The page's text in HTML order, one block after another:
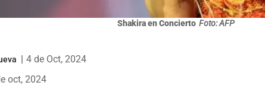
Shakira en Concierto Foto: AFP
4 de Oct, 2024
oct, 2024